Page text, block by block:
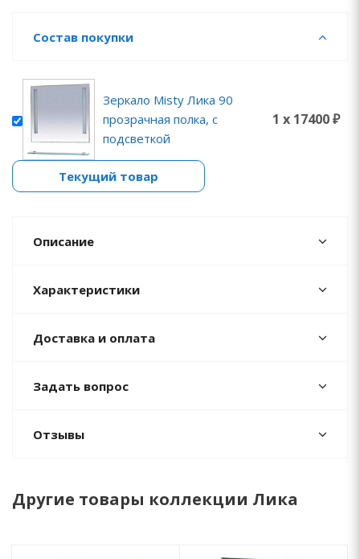
Состав покупки
Зеркало Misty Лика 90
прозрачная полка, с
подсветкой
1 x 17400 ₽
Текущий товар
Описание
Характеристики
Доставка и оплата
Задать вопрос
Отзывы
Другие товары коллекции Лика